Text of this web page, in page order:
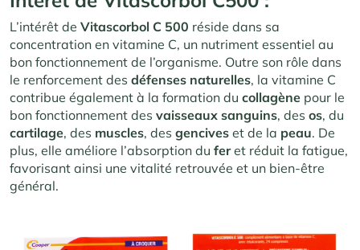
L’intérêt de Vitascorbol C 500 réside dans sa
concentration en vitamine C, un nutriment essentiel au
bon fonctionnement de l’organisme. Outre son rôle dans
le renforcement des défenses naturelles, la vitamine C
contribue également à la formation du collagène pour le
bon fonctionnement des vaisseaux sanguins, des os, du
cartilage, des muscles, des gencives et de la peau. De
plus, elle améliore l’absorption du feret réduit la fatigue,
favorisant ainsi une vitalité retrouvée et un bien-être
général.